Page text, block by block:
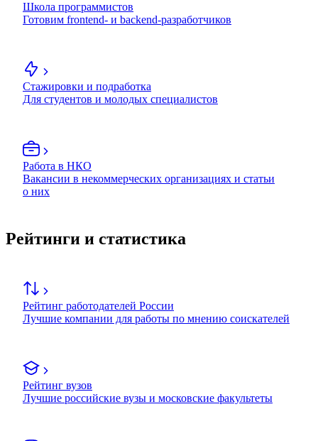
Школа программистов
Готовим frontend- и backend-разработчиков
Стажировки и подработка
Для студентов и молодых специалистов
Работа в НКО
Вакансии в некоммерческих организациях и статьи
о них
Рейтинги и статистика
Рейтинг работодателей России
Лучшие компании для работы по мнению соискателей
Рейтинг вузов
Лучшие российские вузы и московские факультеты